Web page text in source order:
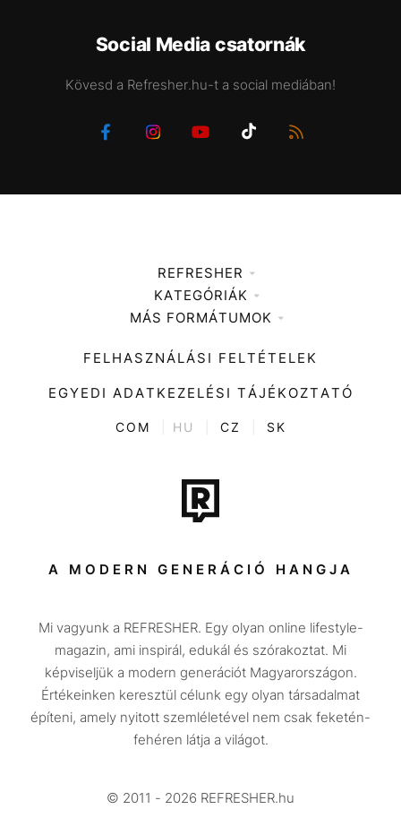
Social Media csatornák
Kövesd a Refresher.hu-t a social mediában!
REFRESHER
Médiaajánlat
KATEGÓRIÁK
Zene
Divat
Kultúra
ENTR
Tech-Tudomány
Sport
Társadalom
Utazás
Életmód
Design
Beszélgetések
Videó
MÁS FORMÁTUMOK
FELHASZNÁLÁSI FELTÉTELEK
EGYEDI ADATKEZELÉSI TÁJÉKOZTATÓ
COM HU CZ SK
A MODERN GENERÁCIÓ HANGJA
Mi vagyunk a REFRESHER. Egy olyan online lifestyle-
magazin, ami inspirál, edukál és szórakoztat. Mi
képviseljük a modern generációt Magyarországon.
Értékeinken keresztül célunk egy olyan társadalmat
építeni, amely nyitott szemléletével nem csak feketén-
fehéren látja a világot.
© 2011 - 2026 REFRESHER.hu